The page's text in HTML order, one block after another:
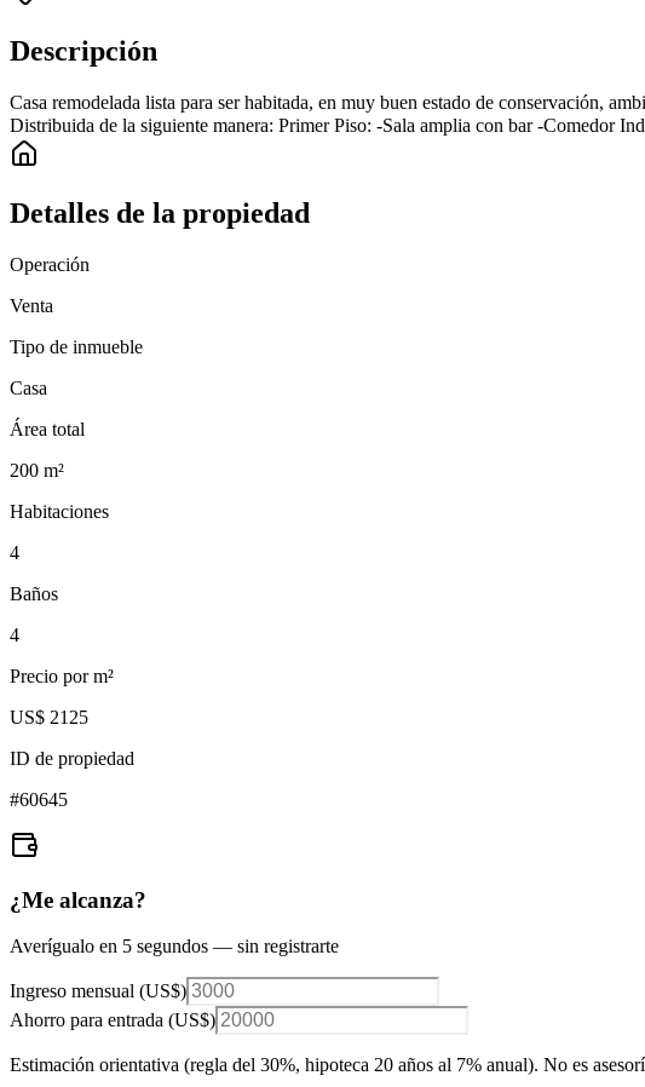
Descripción
Casa remodelada lista para ser habitada, en muy buen estado de conservación,
Distribuida de la siguiente manera: Primer Piso: -Sala amplia con bar -Comedor
Detalles de la propiedad
Operación
Venta
Tipo de inmueble
Casa
Área total
200 m²
Habitaciones
4
Baños
4
Precio por m²
US$ 2125
ID de propiedad
#60645
¿Me alcanza?
Averígualo en 5 segundos — sin registrarte
Ingreso mensual (US$)
Ahorro para entrada (US$)
Estimación orientativa (regla del 30%, hipoteca 20 años al 7% anual). No es